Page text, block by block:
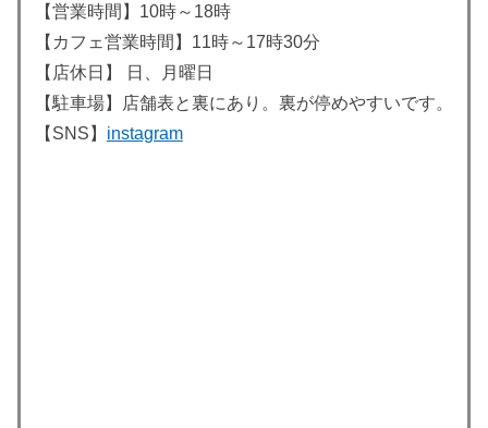
【営業時間】10時～18時
【カフェ営業時間】11時～17時30分
【店休日】 日、月曜日
【駐車場】店舗表と裏にあり。裏が停めやすいです。
【SNS】 instagram